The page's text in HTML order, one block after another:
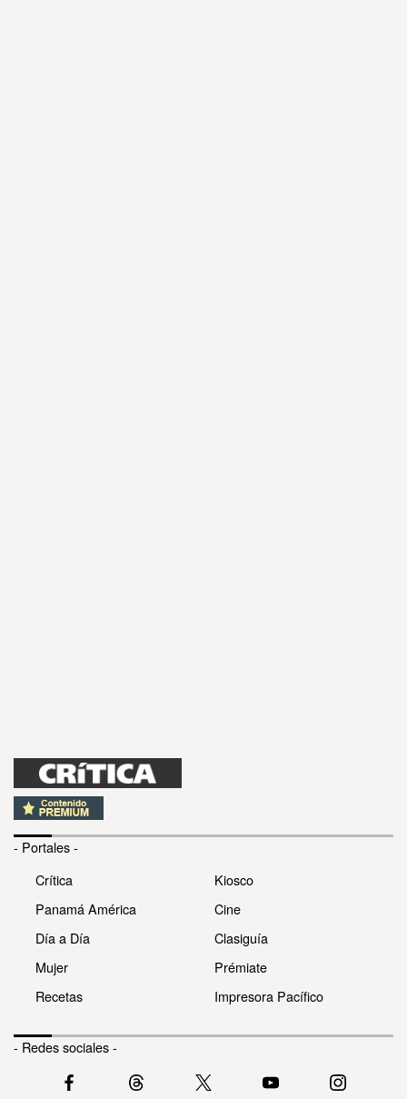
- Portales -
Crítica
Panamá América
Día a Día
Mujer
Recetas
Kiosco
Cine
Clasiguía
Prémiate
Impresora Pacífico
- Redes sociales -